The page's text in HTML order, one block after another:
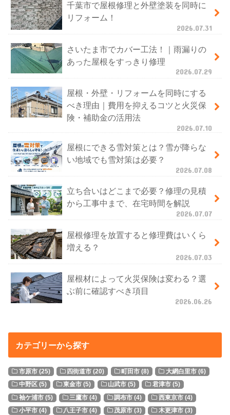
千葉市で屋根修理と外壁塗装を同時に
リフォーム！
2026.07.31
さいたま市でカバー工法！｜雨漏りの
あった屋根をすっきり修理
2026.07.29
屋根・外壁・リフォームを同時にする
べき理由｜費用を抑えるコツと火災保
険・補助金の活用法
2026.07.10
屋根にできる雪対策とは？雪が降らな
い地域でも雪対策は必要？
2026.07.08
立ち合いはどこまで必要？修理の見積
から工事中まで、在宅時間を解説
2026.07.07
屋根修理を放置すると修理費はいくら
増える？
2026.07.03
屋根材によって火災保険は変わる？選
ぶ前に確認すべき項目
2026.06.26
カテゴリーから探す
市原市(25) 四街道市 (20) 町田市 (8) 大網白里市(6)
中野区(5) 東金市 (5) 山武市 (5) 君津市(5)
袖ケ浦市(5) 三鷹市 (4) 調布市 (4) 西東京市(4)
小平市(4) 八王子市 (4) 茂原市 (3) 木更津市(3)